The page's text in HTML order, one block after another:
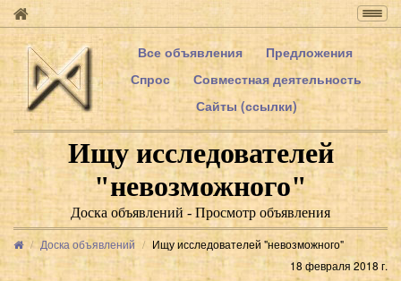
Все объявления
Предложения
Спрос
Совместная деятельность
Сайты (ссылки)
Ищу исследователей
"невозможного"
Доска объявлений - Просмотр объявления
Доска объявлений
Ищу исследователей "невозможного"
18 февраля 2018 г.